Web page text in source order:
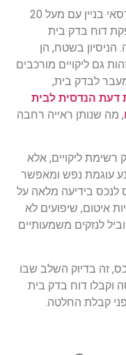
בניהולו של שלומי לוי, הנדסאי בניין עם מעל 20
דוח בדק בית
הניסיון בשטח, הן
גם ליקויים מורכבים
לבדק בית,
דעת הנדסית לבית
, מה שנותן ראייה רחבה
ליקויים, אלא
עוגמת נפש ומאפשר
לנכס בידיעה מלאה על
איטום, שיפועים לא
לנזקים משמעותיים
זה בדיוק השלב שבו
וקבלו דוח בדק בית
קבלת החלטה.